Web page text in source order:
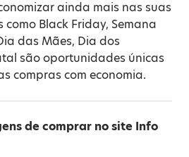
ainda mais nas suas
como Black Friday, Semana
das Mães, Dia dos
são oportunidades únicas
compras com economia.
de comprar no site Info